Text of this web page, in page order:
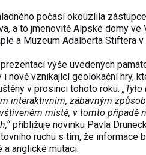
počasí okouzlila
a to jmenovitě Alpské domy ve
a Muzeum Adalberta Stiftera v
výše uvedených
i nově vznikající geolokační hry,
v prosinci tohoto roku.
interaktivním, zábavným
místě, v tomto případě
přibližuje novinku Pavla
ruchu s tím, že informace
a anglické mutaci.